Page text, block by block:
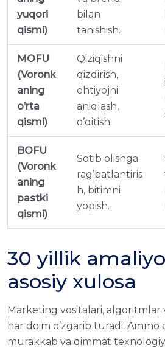
yuqori
qismi)
bilan
tanishish.
MOFU
(Voronk
aning
o’rta
qismi)
Qiziqishni
qizdirish,
ehtiyojni
aniqlash,
o’qitish.
BOFU
(Voronk
aning
pastki
qismi)
Sotib olishga
rag’batlantiris
h, bitimni
yopish.
30 yillik
asosiy xulosa
Marketing vositalari, algoritmlar
har doim o’zgarib turadi. Ammo
murakkab va qimmat